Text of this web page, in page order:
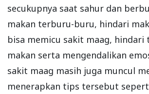
secukupnya saat sahur dan
makan terburu-buru, hindari
bisa memicu sakit maag, hindari
makan serta mengendalikan
sakit maag masih juga muncul
menerapkan tips tersebut